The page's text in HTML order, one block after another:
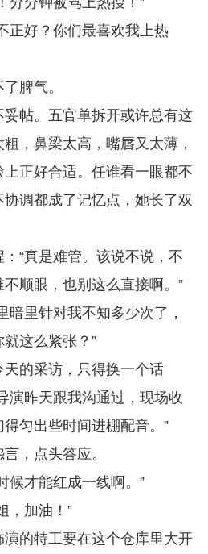
正好？你们最喜欢我上热
脾气。
帖。五官单拆开或许总有这
，鼻梁太高，嘴唇又太薄，
正好合适。任谁看一眼都不
调都成了记忆点，她长了双
“真是难管。该说不说，不
顺眼，也别这么直接啊。”
暗里针对我不知多少次了，
这么紧张？”
的采访，只得换一个话
演昨天跟我沟通过，现场收
匀出些时间进棚配音。”
，点头答应。
候才能红成一线啊。”
，加油！”
的特工要在这个仓库里大开